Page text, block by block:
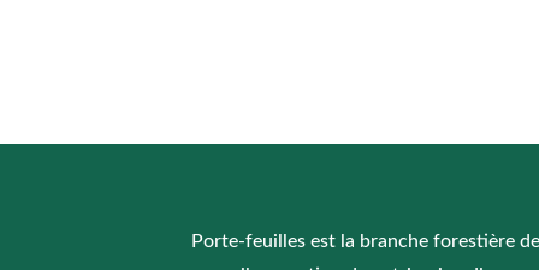
Porte-feuilles est la branche forestière